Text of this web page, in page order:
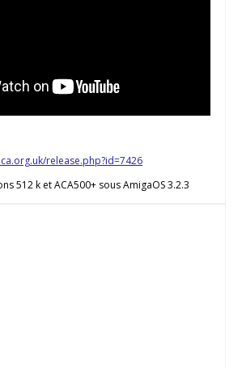
release.php?id=7426
512 k et ACA500+ sous AmigaOS 3.2.3